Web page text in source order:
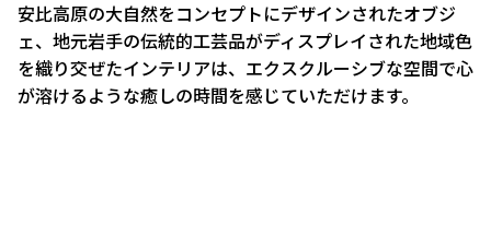
安比高原の大自然をコンセプトにデザインされたオブジ
ェ、地元岩手の伝統的工芸品がディスプレイされた地域色
を織り交ぜたインテリアは、エクスクルーシブな空間で心
が溶けるような癒しの時間を感じていただけます。